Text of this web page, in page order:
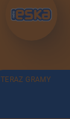
TERAZ GRAMY